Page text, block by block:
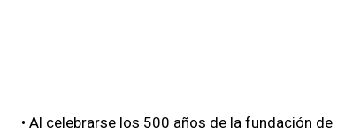
• Al celebrarse los 500 años de la fundación